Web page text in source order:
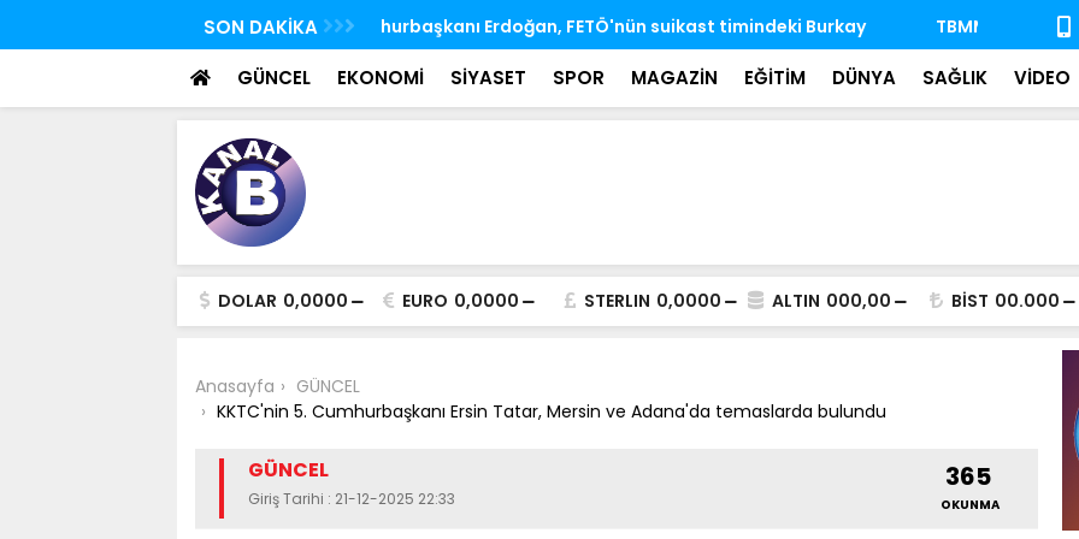
SON DAKİKA
FETÖ'nün suikast timindeki Burkay
TBMM Genel Kurulu'nda ihtisas komisyonlarındaki boş üyeliklere
seçim yapıldı
MSB:
almaya
GÜNCEL EKONOMİ SİYASET SPOR MAGAZİN EĞİTİM DÜNYA SAĞLIK VİDEO
DOLAR 0,0000 EURO 0,0000 STERLIN 0,0000 ALTIN 000,00 BİST 00.000
Anasayfa
GÜNCEL
KKTC'nin 5. Cumhurbaşkanı Ersin Tatar, Mersin ve Adana'da temaslarda bulundu
GÜNCEL
Giriş Tarihi : 21-12-2025 22:33
365
OKUNMA